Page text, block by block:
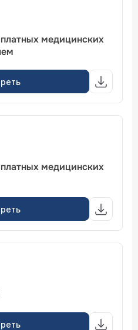
медицинских
медицинских